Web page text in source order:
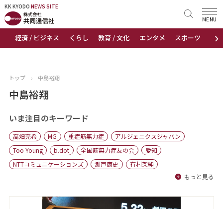
KK KYODO NEWS SITE
›
経済 / ビジネス くらし 教育 / 文化 エンタメ スポーツ 地域
MENU
KK KYODONEWS SITE
トップページ
ニュース
おすすめコンテンツ
出版物
会社概要
トップ › 中島裕翔
中島裕翔
いま注目のキーワード
高畑充希 MG 重症筋無力症
アルジェニクスジャパン
Too Young
b.dot 全国筋無力症友の会
愛知
NTTコミュニケーションズ
瀬戸康史
有村架純
もっと見る